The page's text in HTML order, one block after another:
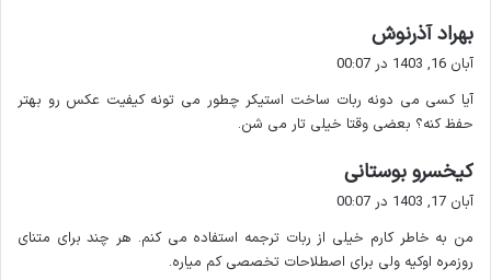
یوتیوب
اگر دنبال راهی برایدانلود آهنگ یا صدا از ویدیوهای یوتیوب
این ربات بهترین گزینه است. فقط کافی است لینک ویدیو را به این
ربات ارسال کنید و به سرعت فایل صوتی را دریافت کنید.
نحوه استفاده :
وارد ربات شوید و روی Start کلیک کنید.
لینک ویدیو را ارسال کنید.
بهراد آذرنوش
ف
:
آبان 16, 1403 در 00:07
آیا کسی می دونه ربات ساخت استیکر چطور می تونه کیفیت عکس رو بهتر
حفظ کنه؟ بعضی وقتا خیلی تار می شن.
کیخسرو بوستانی
ف
:
آبان 17, 1403 در 00:07
من به خاطر کارم خیلی از ربات ترجمه استفاده می کنم. هر چند برای متنای
روزمره اوکیه ولی برای اصطلاحات تخصصی کم میاره.